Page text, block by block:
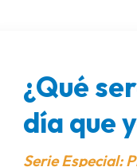
¿Qué
día que
Serie Especial: